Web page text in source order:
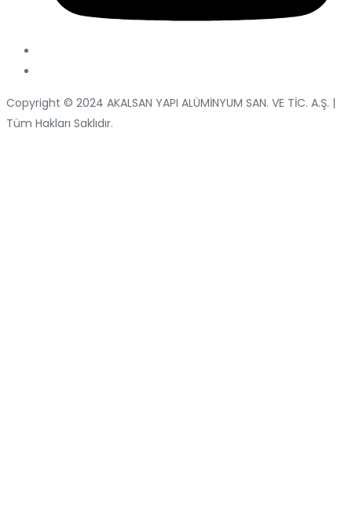
Copyright © 2024 AKALSAN YAPI ALÜMİNYUM SAN. VE TİC. A.Ş. |
Tüm Hakları Saklıdır.